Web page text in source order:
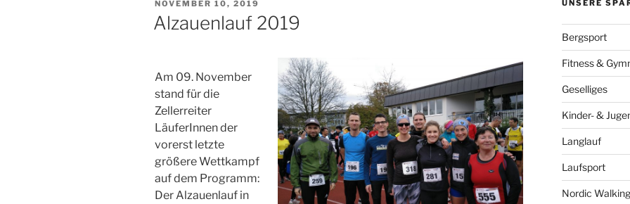
VERÖFFENTLICHT
AM
NOVEMBER 10, 2019
Alzauenlauf 2019
Am 09. November
stand für die
Zellerreiter
LäuferInnen der
vorerst letzte
größere Wettkampf
auf dem Programm:
Der Alzauenlauf in
UNSERE
Bergsport
Fitness &
Geselliges
Kinder- &
Langlauf
Laufsport
Nordic Walking